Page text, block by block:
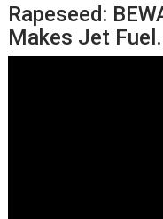
Rapeseed:
Makes Jet